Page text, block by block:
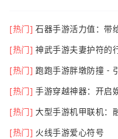
[热门] 石器手游活力值：带
[热门] 神武手游夫妻护符的
[热门] 跑跑手游胖墩防撞 -
[热门] 手游穿越神器：开启
[热门] 大型手游机甲联机：
[热门] 火线手游爱心符号